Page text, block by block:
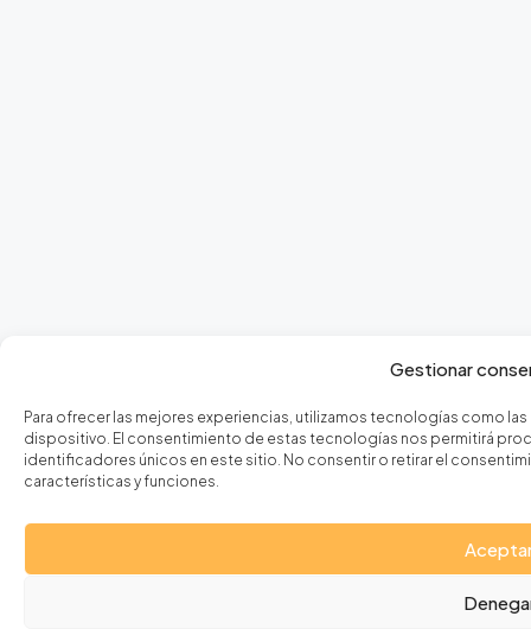
Gestionar
Para ofrecer las mejores experiencias, utilizamos tecnologías como
dispositivo. El consentimiento de estas tecnologías nos permitirá
identificadores únicos en este sitio. No consentir o retirar el
características y funciones.